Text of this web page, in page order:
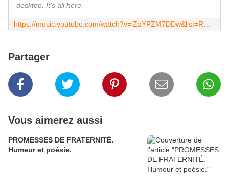
desktop. It's all here.
Partager
Vous aimerez aussi
PROMESSES DE FRATERNITÉ.
Humeur et poésie.